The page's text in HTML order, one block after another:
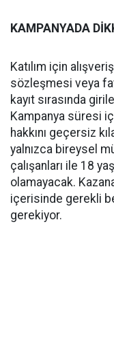
KAMPANYADA
Katılım için
sözleşmesi veya
kayıt sırasında
Kampanya süresi
hakkını geçersiz
yalnızca bireysel
çalışanları ile 18
olamayacak.
içerisinde gerekli
gerekiyor.